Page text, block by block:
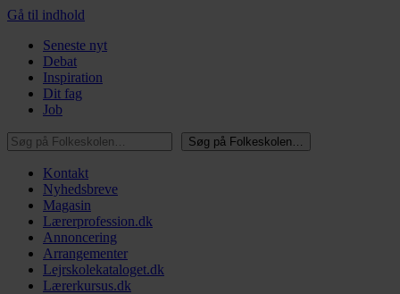
Gå til indhold
Seneste nyt
Debat
Inspiration
Dit fag
Job
Søg på Folkeskolen…
Søg på Folkeskolen…
Kontakt
Nyhedsbreve
Magasin
Lærerprofession.dk
Annoncering
Arrangementer
Lejrskolekataloget.dk
Lærerkursus.dk